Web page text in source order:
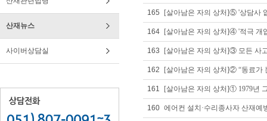
산재뉴스
사이버상담실
165 [살아남은 자의 상처]⑤ '상담사
164 [살아남은 자의 상처]④ '적극 개
163 [살아남은 자의 상처]③ 모든 사
162 [살아남은 자의 상처]② “동료가
161 [살아남은 자의 상처]① 1979년
160 에어컨 설치·수리종사자 산재예